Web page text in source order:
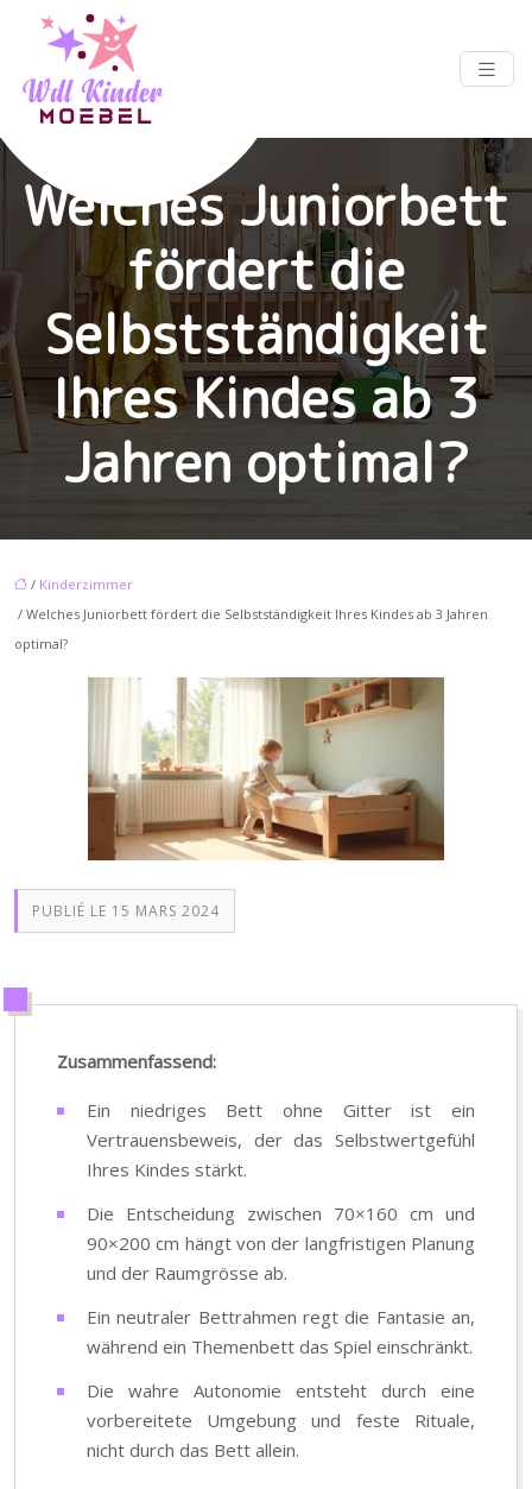
Welches Juniorbett
fördert die
Selbstständigkeit
Ihres Kindes ab 3
Jahren optimal?
/ Kinderzimmer
/ Welches Juniorbett fördert die Selbstständigkeit Ihres Kindes ab 3 Jahren
optimal?
PUBLIÉ LE 15 MARS 2024
Zusammenfassend:
Ein niedriges Bett ohne Gitter ist ein
Vertrauensbeweis, der das Selbstwertgefühl
Ihres Kindes stärkt.
Die Entscheidung zwischen 70×160 cm und
90×200 cm hängt von der langfristigen Planung
und der Raumgrösse ab.
Ein neutraler Bettrahmen regt die Fantasie an,
während ein Themenbett das Spiel einschränkt.
Die wahre Autonomie entsteht durch eine
vorbereitete Umgebung und feste Rituale,
nicht durch das Bett allein.